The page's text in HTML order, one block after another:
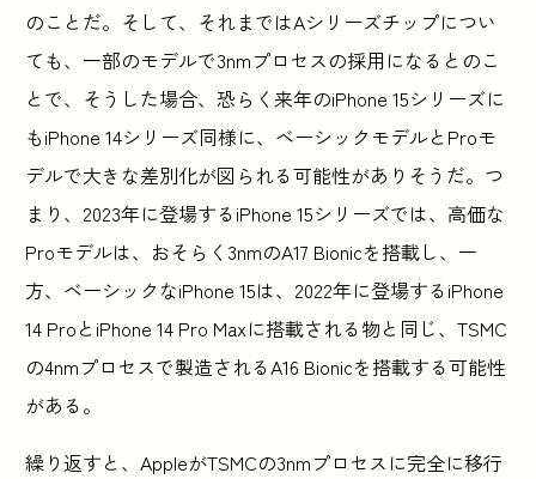
のことだ。そして、それまではAシリーズチップについ
ても、一部のモデルで3nmプロセスの採用になるとのこ
とで、そうした場合、恐らく来年のiPhone 15シリーズに
もiPhone 14シリーズ同様に、ベーシックモデルとProモ
デルで大きな差別化が図られる可能性がありそうだ。つ
まり、2023年に登場するiPhone 15シリーズでは、高価な
Proモデルは、おそらく3nmのA17 Bionicを搭載し、一
方、ベーシックなiPhone 15は、2022年に登場するiPhone
14 ProとiPhone 14 Pro Maxに搭載される物と同じ、TSMC
の4nmプロセスで製造されるA16 Bionicを搭載する可能性
がある。
繰り返すと、AppleがTSMCの3nmプロセスに完全に移行